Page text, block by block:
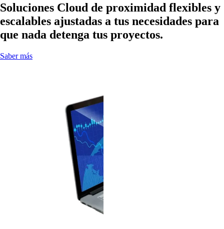
Soluciones Cloud de proximidad flexibles y
escalables ajustadas a tus necesidades para
que nada detenga tus proyectos.
Saber más